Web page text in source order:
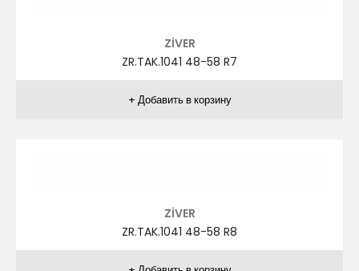
ZİVER
ZR.TAK.1029 48-58 R3
ZİVER
ZR.TAK.1029 48-58 R4